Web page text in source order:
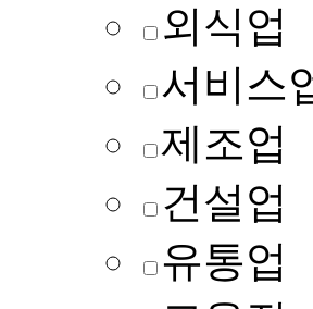
외식업
서비스
제조업
건설업
유통업